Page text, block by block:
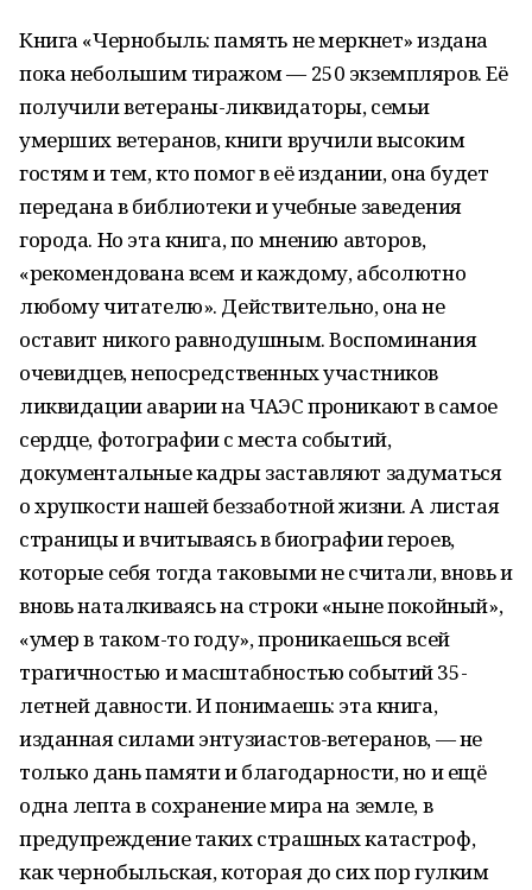
Книга «Чернобыль: память не меркнет» издана
пока небольшим тиражом — 250 экземпляров. Её
получили ветераны-ликвидаторы, семьи
умерших ветеранов, книги вручили высоким
гостям и тем, кто помог в её издании, она будет
передана в библиотеки и учебные заведения
города. Но эта книга, по мнению авторов,
«рекомендована всем и каждому, абсолютно
любому читателю». Действительно, она не
оставит никого равнодушным. Воспоминания
очевидцев, непосредственных участников
ликвидации аварии на ЧАЭС проникают в самое
сердце, фотографии с места событий,
документальные кадры заставляют задуматься
о хрупкости нашей беззаботной жизни. А листая
страницы и вчитываясь в биографии героев,
которые себя тогда таковыми не считали, вновь и
вновь наталкиваясь на строки «ныне покойный»,
«умер в таком-то году», проникаешься всей
трагичностью и масштабностью событий 35-
летней давности. И понимаешь: эта книга,
изданная силами энтузиастов-ветеранов, — не
только дань памяти и благодарности, но и ещё
одна лепта в сохранение мира на земле, в
предупреждение таких страшных катастроф,
как чернобыльская, которая до сих пор гулким